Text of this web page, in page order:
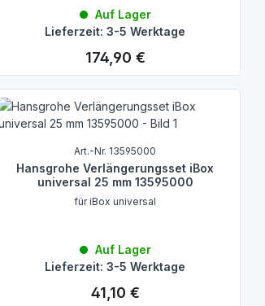
Auf Lager
Lieferzeit: 3-5 Werktage
Regulärer Preis:
174,90 €
Art.-Nr. 13595000
Hansgrohe Verlängerungsset iBox
universal 25 mm 13595000
für iBox universal
Auf Lager
Lieferzeit: 3-5 Werktage
Regulärer Preis:
41,10 €